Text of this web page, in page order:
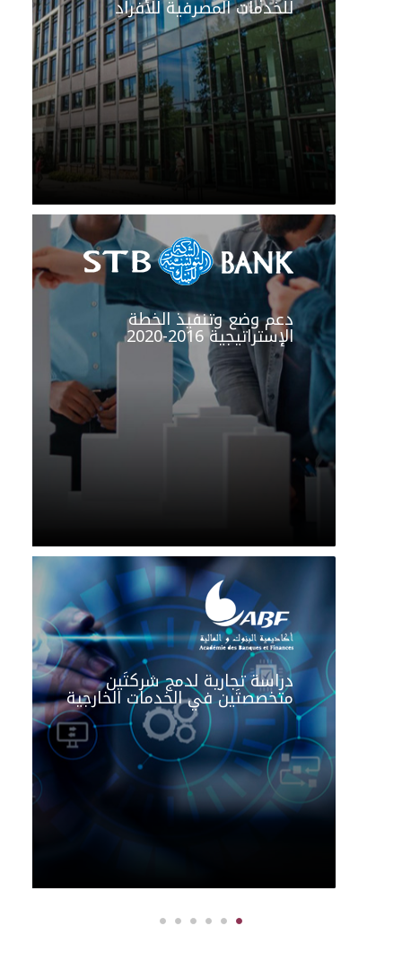
للخدمات المصرفية للأفراد
دعم وضع وتنفيذ الخطة
الإستراتيجية 2016-2020
دراسة تجارية لدمج شركتَين
متخصصتَين في الخدمات الخارجية